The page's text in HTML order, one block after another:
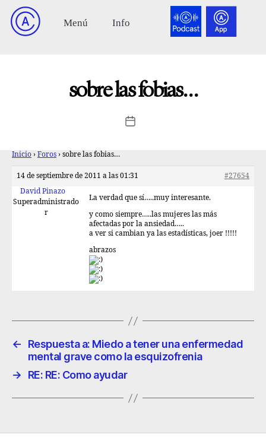
sobre las fobias…
Inicio › Foros › sobre las fobias…
14 de septiembre de 2011 a las 01:31
#27654
David Pinazo
Superadministrado
r
La verdad que sí…..muy interesante.
y como siempre…..las mujeres las más
afectadas por la ansiedad…..
a ver si cambian ya las estadísticas, joer !!!!!
abrazos
←
Respuesta a: Miedo a tener una enfermedad
mental grave como la esquizofrenia
→
RE: RE: Como ayudar